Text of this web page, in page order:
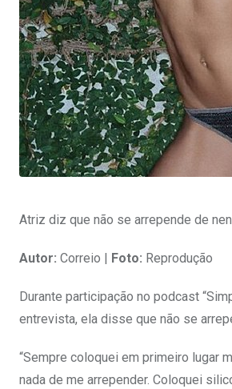
Atriz diz que não se arrepende de
Autor: Correio | Foto: Reprodução
Durante participação no podcast
entrevista, ela disse que não se
“Sempre coloquei em primeiro lugar
nada de me arrepender. Coloquei